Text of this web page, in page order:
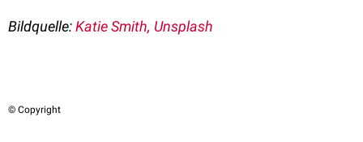
Bildquelle:Katie Smith, Unsplash
© Copyright